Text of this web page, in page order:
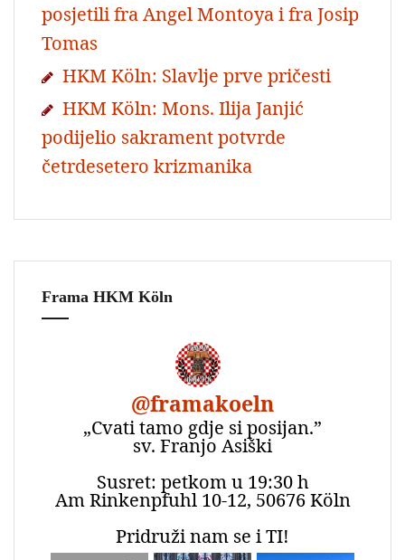
posjetili fra Angel Montoya i fra Josip
Tomas
HKM Köln: Slavlje prve pričesti
HKM Köln: Mons. Ilija Janjić
podijelio sakrament potvrde
četrdesetero krizmanika
Frama HKM Köln
@framakoeln
„Cvati tamo gdje si posijan.”
sv. Franjo Asiški
Susret: petkom u 19:30 h
Am Rinkenpfuhl 10-12, 50676 Köln
Pridruži nam se i TI!